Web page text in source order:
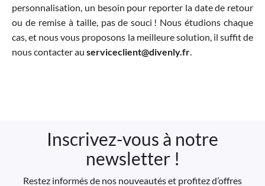
personnalisation, un besoin pour reporter la date de retour
ou de remise à taille, pas de souci ! Nous étudions chaque
cas, et nous vous proposons la meilleure solution, il suffit de
nous contacter au serviceclient@divenly.fr.
Inscrivez-vous à notre
newsletter !
Restez informés de nos nouveautés et profitez d’offres